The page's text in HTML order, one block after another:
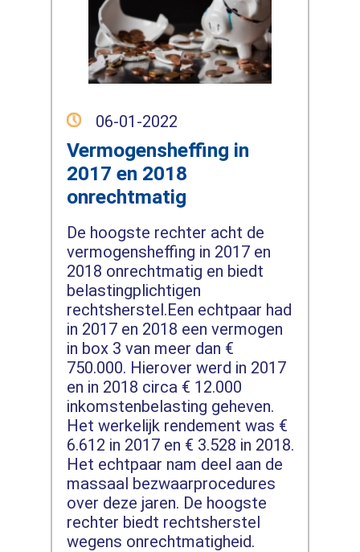
06-01-2022
Vermogensheffing in
2017 en 2018
onrechtmatig
De hoogste rechter acht de
vermogensheffing in 2017 en
2018 onrechtmatig en biedt
belastingplichtigen
rechtsherstel.Een echtpaar had
in 2017 en 2018 een vermogen
in box 3 van meer dan €
750.000. Hierover werd in 2017
en in 2018 circa € 12.000
inkomstenbelasting geheven.
Het werkelijk rendement was €
6.612 in 2017 en € 3.528 in 2018.
Het echtpaar nam deel aan de
massaal bezwaarprocedures
over deze jaren. De hoogste
rechter biedt rechtsherstel
wegens onrechtmatigheid.